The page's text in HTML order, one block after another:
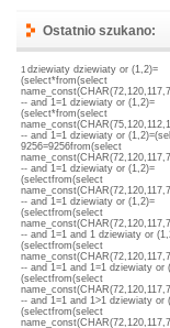
Ostatnio szukano:
1 dziewiaty dziewiaty or (1,2)=
(select*from(select
-- and 1=1 dziewiaty or (1,2)=
(select*from(select
-- and 1=1 dziewiaty or
9256=9256from(select
-- and 1=1 dziewiaty or (1,2)=
(selectfrom(select
-- and 1=1 dziewiaty or (1,2)=
(selectfrom(select
-- and 1=1 and 1 dziewiaty or
(selectfrom(select
-- and 1=1 and 1=1 dziewiaty or
(selectfrom(select
-- and 1=1 and 1>1 dziewiaty or
(selectfrom(select